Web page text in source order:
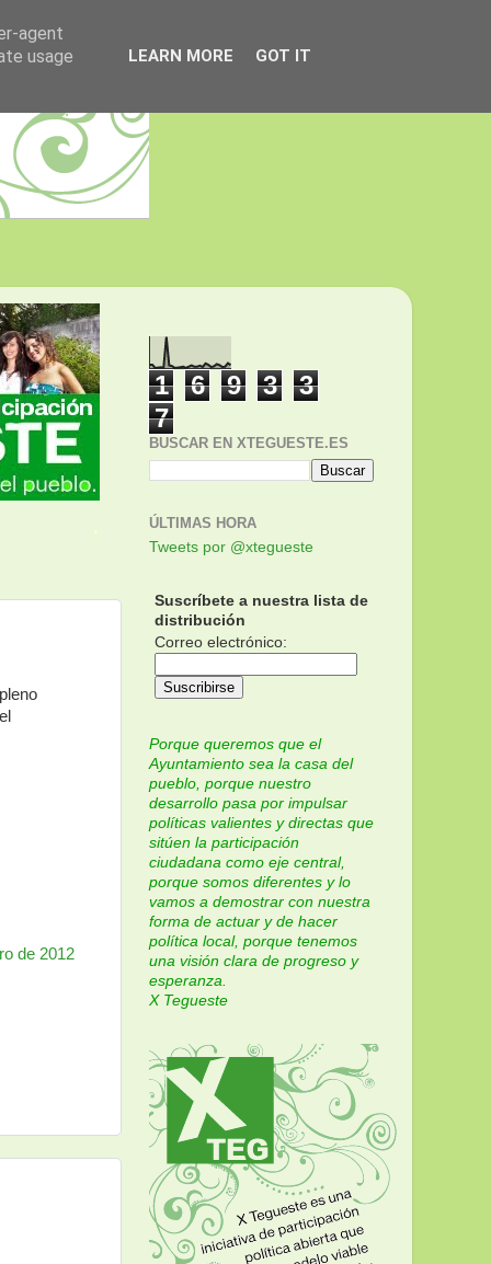
de 2012
1 6 9 3
3
7
BUSCAR EN XTEGUESTE.ES
ÚLTIMAS HORA
Tweets por @xtegueste
Suscríbete a nuestra lista de
distribución
Correo electrónico:
Porque queremos que el
Ayuntamiento sea la casa del
pueblo, porque nuestro
desarrollo pasa por impulsar
políticas valientes y directas que
sitúen la participación
ciudadana como eje central,
porque somos diferentes y lo
vamos a demostrar con nuestra
forma de actuar y de hacer
política local, porque tenemos
una visión clara de progreso y
esperanza.
X Tegueste
agent
usage
LEARN MORE GOT IT